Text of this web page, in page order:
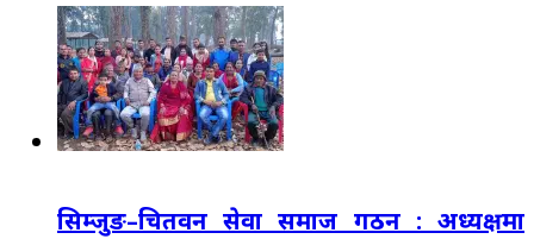
सिम्जुङ–चितवन सेवा समाज गठन : अध्यक्षमा